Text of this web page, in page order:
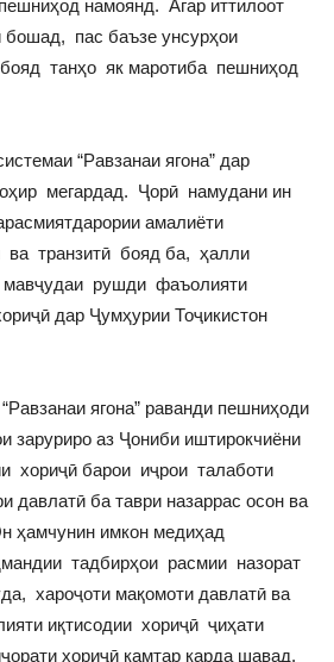
намоянд. Агар иттилоот
бошад, пас баъзе унсурҳои
танҳо як маротиба пешниҳод
“Равзанаи ягона” дар
мегардад. Ҷорӣ намудани ин
амалиёти
ва транзитӣ бояд ба, ҳалли
мавҷудаи рушди фаъолияти
дар Ҷумҳурии Тоҷикистон
ягона” раванди пешниҳоди
заруриро аз Ҷониби иштирокчиёни
хориҷӣ барои иҷрои талаботи
давлатӣ ба таври назаррас осон ва
ҳамчунин имкон медиҳад
тадбирҳои расмии назорат
хароҷоти мақомоти давлатӣ ва
иқтисодии хориҷӣ ҷиҳати
хориҷӣ камтар карда шавад.